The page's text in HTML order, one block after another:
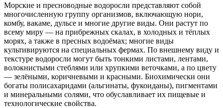
Морские и пресноводные водоросли представляют собой
многочисленную группу организмов, включающую нори,
комбу, вакаме, дульсе и многие другие виды. Они растут по
всему миру — на прибрежных скалах, в холодных и тёплых
морях, а также в пресных водоёмах; многие виды
культивируются на специальных фермах. По внешнему виду и
текстуре водоросли могут быть тонкими листами, лентами,
волокнистыми стеблями или хрупкими веточками, а по цвету
— зелёными, коричневыми и красными. Биохимически они
богаты полисахаридами (альгинаты, фукоиданы), пигментами
и минеральными солями, что обуславливает их пищевые и
технологические свойства.